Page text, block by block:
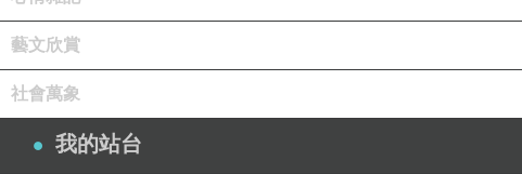
藝文欣賞
社會萬象
我的站台